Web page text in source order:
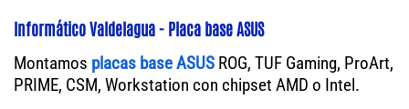
Informático Valdelagua - Placa base ASUS
Montamos placas base ASUS ROG, TUF Gaming, ProArt,
PRIME, CSM, Workstation con chipset AMD o Intel.